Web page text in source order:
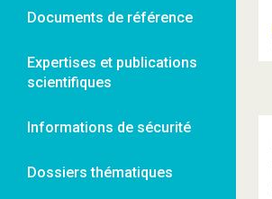
Documents de référence
Expertises et publications
scientifiques
Informations de sécurité
Dossiers thématiques